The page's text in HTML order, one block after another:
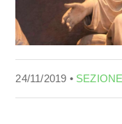
24/11/2019 •